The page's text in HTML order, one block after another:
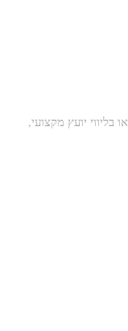
בליווי יועץ מקצועי,